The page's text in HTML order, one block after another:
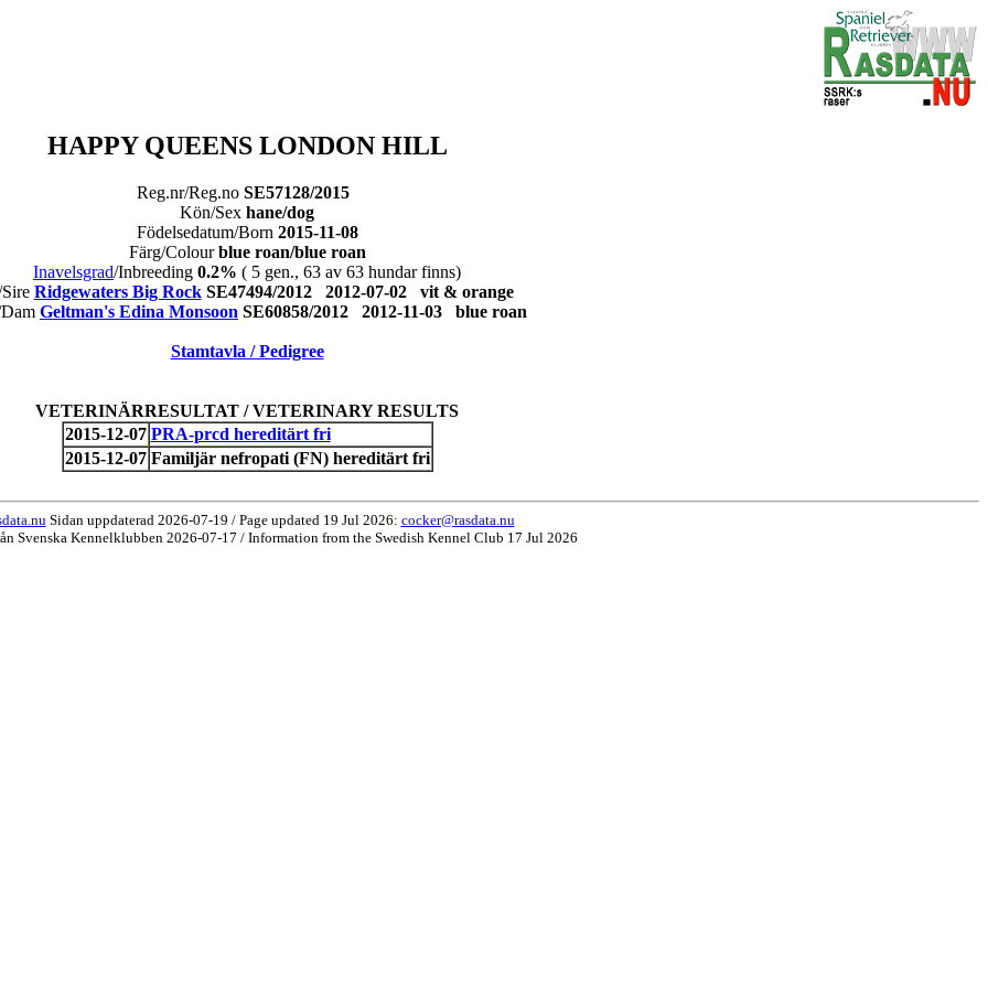
HAPPY QUEENS LONDON HILL
Reg.nr/Reg.no SE57128/2015
Kön/Sex hane/dog
Födelsedatum/Born 2015-11-08
Färg/Colourblue roan/blue roan
Inavelsgrad/Inbreeding 0.2% ( 5 gen., 63 av 63 hundar finns)
Ridgewaters Big RockSE47494/2012 2012-07-02 vit & orange
Geltman's Edina Monsoon SE60858/2012 2012-11-03 blue roan
Stamtavla / Pedigree
VETERINÄRRESULTAT / VETERINARY RESULTS
2015-12-07 PRA-prcd hereditärt fri
2015-12-07 Familjär nefropati (FN) hereditärt fri
Sidan uppdaterad 2026-07-19 / Page updated 19 Jul 2026: cocker@rasdata.nu
Svenska Kennelklubben 2026-07-17 / Information from the Swedish Kennel Club 17 Jul 2026